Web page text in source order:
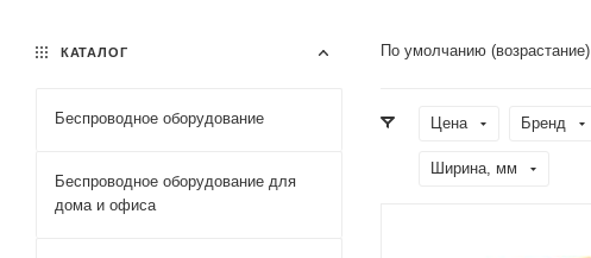
По умолчанию (возрастание)
Цена Бренд
Ширина, мм
КАТАЛОГ
Беспроводное оборудование
Беспроводное оборудование для
дома и офиса